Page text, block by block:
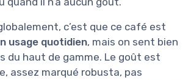
c’est que ce café est
usage quotidien, mais on sent bien
du haut de gamme. Le goût est
assez marqué robusta, pas